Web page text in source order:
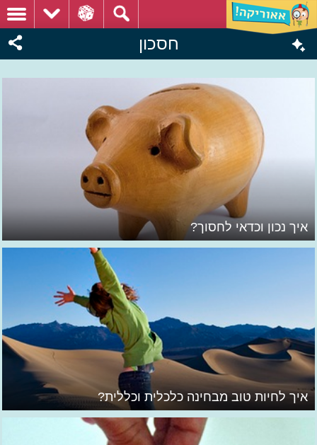
חסכון
איך נכון וכדאי לחסוך?
איך לחיות טוב מבחינה כלכלית וכללית?